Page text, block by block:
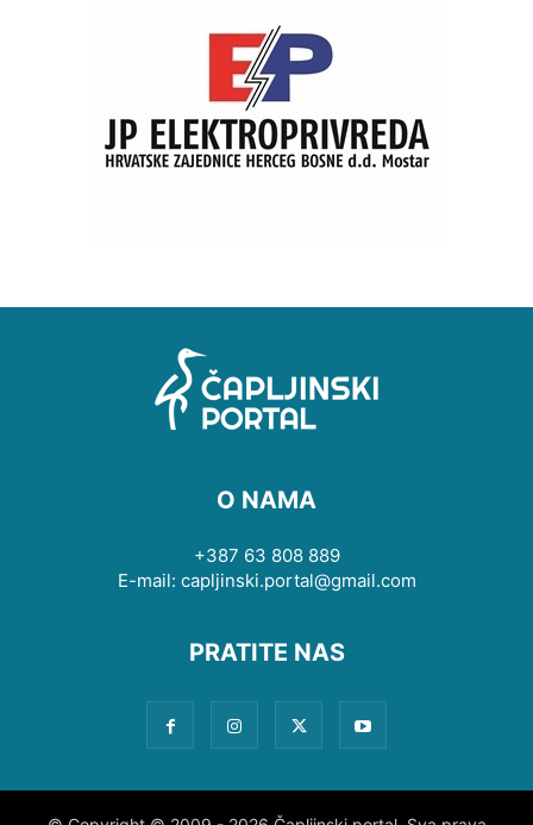
O NAMA
+387 63 808 889
E-mail: capljinski.portal@gmail.com
PRATITE NAS